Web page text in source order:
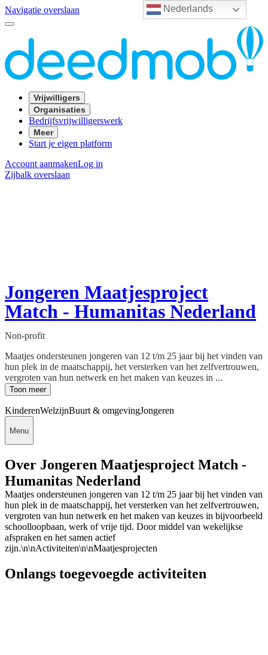
Nederlands
Navigatie overslaan
Vrijwilligers
Organisaties
Bedrijfsvrijwilligerswerk
Meer
Start je eigen platform
Account aanmakenLog in
Zijbalk overslaan
Jongeren Maatjesproject
Match - Humanitas Nederland
Non-profit
Maatjes ondersteunen jongeren van 12 t/m 25 jaar bij het vinden van
hun plek in de maatschappij, het versterken van het zelfvertrouwen,
vergroten van hun netwerk en het maken van keuzes in ...
Toon meer
KinderenWelzijnBuurt & omgevingJongeren
Menu
Over Jongeren Maatjesproject Match -
Humanitas Nederland
Maatjes ondersteunen jongeren van 12 t/m 25 jaar bij het vinden van
hun plek in de maatschappij, het versterken van het zelfvertrouwen,
vergroten van hun netwerk en het maken van keuzes in bijvoorbeeld
schoolloopbaan, werk of vrije tijd. Door middel van wekelijkse
afspraken en het samen actief
zijn.\n\nActiviteiten\n\nMaatjesprojecten
Onlangs toegevoegde activiteiten